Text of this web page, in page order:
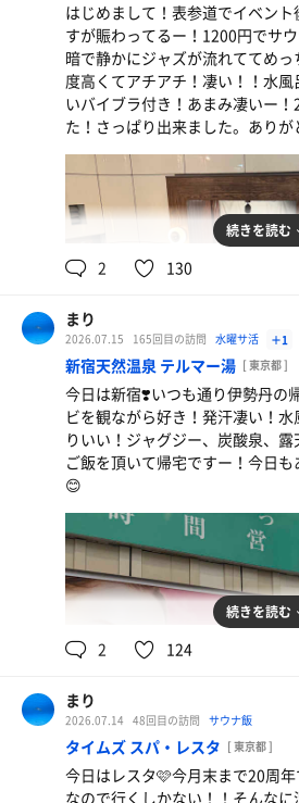
オロポ
もちろんオロポ！
はじめまして！表参道でイベン
すが賑わってるー！1200円でサ
暗で静かにジャズが流れててめ
度高くてアチアチ！凄い！！水
いバイブラ付き！あまみ凄いー
た！さっぱり出来ました。あり
キレートレモン
続きを読む
2 130
まり
2026.07.15 165回目の訪問 水曜サ活 ＋1
新宿天然温泉 テルマー湯 [ 東京都 ]
今日は新宿❣️いつも通り伊勢丹の
ビを観ながら好き！発汗凄い！
りいい！ジャグジー、炭酸泉、
ご飯を頂いて帰宅ですー！今日
😊
続きを読む
2 124
まり
2026.07.14 48回目の訪問 サウナ飯
タイムズ スパ・レスタ [ 東京都 ]
今日はレスタ🩷今月末まで20周
なので行くしかない！！そんなに